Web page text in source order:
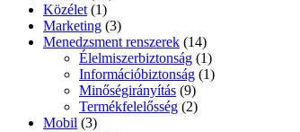
Közélet (1)
Marketing (3)
Menedzsment renszerek (14)
Élelmiszerbiztonság (1)
Információbiztonság (1)
Minőségirányítás (9)
Termékfelelősség (2)
Mobil (3)